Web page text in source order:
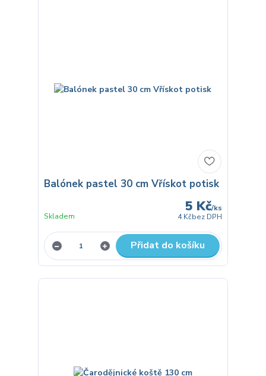
Balónek pastel 30 cm Vřískot potisk
5 Kč/ks
4 Kčbez DPH
Skladem
Přidat do košíku